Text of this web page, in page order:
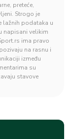
preteće,
Strogo je
lažnih podataka u
napisani velikim
ima pravo
na rasnu i
između
su
stavove